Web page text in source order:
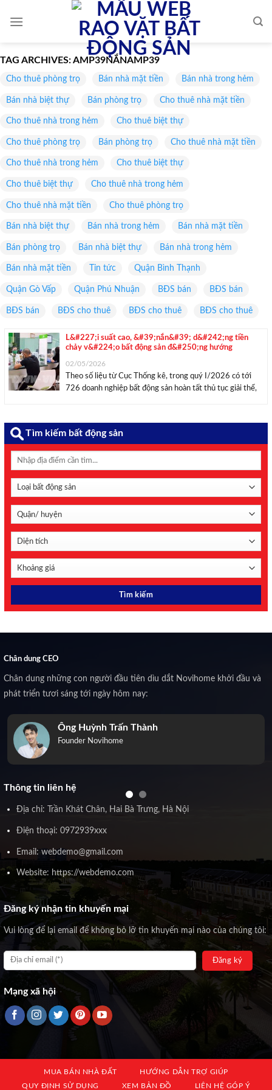
TAG ARCHIVES:AMP39NẮNAMP39
Cho thuê phòng trọ Bán nhà mặt tiền Bán nhà trong hẻm
Bán nhà biệt thự Bán phòng trọ Cho thuê nhà mặt tiền
Cho thuê nhà trong hẻm Cho thuê biệt thự
Cho thuê phòng trọ Bán phòng trọ Cho thuê nhà mặt tiền
Cho thuê nhà trong hẻm Cho thuê biệt thự
Cho thuê biệt thự Cho thuê nhà trong hẻm
Cho thuê nhà mặt tiền Cho thuê phòng trọ
Bán nhà biệt thự Bán nhà trong hẻm Bán nhà mặt tiền
Bán phòng trọ Bán nhà biệt thự Bán nhà trong hẻm
Bán nhà mặt tiền Tin tức Quận Bình Thạnh
Quận Gò Vấp Quận Phú Nhuận BĐS bán BĐS bán
BĐS bán BĐS cho thuê BĐS cho thuê BĐS cho thuê
L&#227;i suất cao, &#39;nắn&#39; d&#242;ng tiền
chảy v&#224;o bất động sản đ&#250;ng hướng
02/05/2026
Theo số liệu từ Cục Thống kê, trong quý I/2026 có tới
726 doanh nghiệp bất động sản hoàn tất thủ tục giải thể,
Tìm kiếm bất động sản
Chân dung CEO
Chân dung những con người đầu tiên dìu dắt Novihome khởi đầu và
phát triển tươi sáng tới ngày hôm nay:
Ông Huỳnh Trấn Thành
Founder Novihome
Thông tin liên hệ
Địa chỉ: Trần Khát Chân, Hai Bà Trưng, Hà Nội
Điện thoại: 0972939xxx
Email: webdemo@gmail.com
Website: https://webdemo.com
Đăng ký nhận tin khuyến mại
Vui lòng để lại email để không bỏ lỡ tin khuyến mại nào của chúng tôi:
Mạng xã hội
MUA BÁN NHÀ ĐẤT
HƯỚNG DẪN TRỢ GIÚP
QUY ĐỊNH SỬ DỤNG
XEM BẢN ĐỒ LIÊN HỆ GÓP Ý